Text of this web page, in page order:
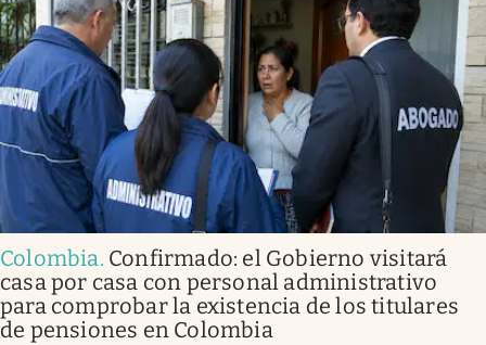
Colombia. Confirmado: el Gobierno visitará
casa por casa con personal administrativo
para comprobar la existencia de los titulares
de pensiones en Colombia